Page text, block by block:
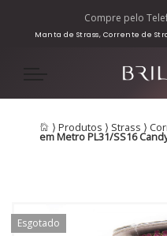
Compre pelo
Manta de Strass, Corrente de
⟩ Produtos ⟩ Strass ⟩
em Metro PL31/SS16
Esgotado